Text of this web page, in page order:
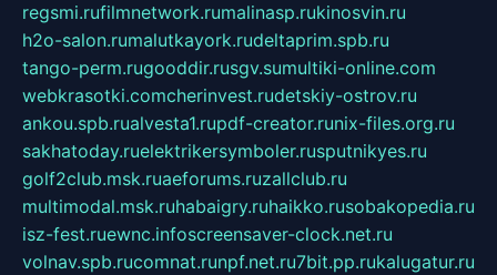
regsmi.rufilmnetwork.rumalinasp.rukinosvin.ru
h2o-salon.rumalutkayork.rudeltaprim.spb.ru
tango-perm.rugooddir.rusgv.sumultiki-online.com
webkrasotki.comcherinvest.rudetskiy-ostrov.ru
ankou.spb.rualvesta1.rupdf-creator.runix-files.org.ru
sakhatoday.ruelektrikersymboler.rusputnikyes.ru
golf2club.msk.ruaeforums.ruzallclub.ru
multimodal.msk.ruhabaigry.ruhaikko.rusobakopedia.ru
isz-fest.ruewnc.infoscreensaver-clock.net.ru
volnav.spb.rucomnat.runpf.net.ru7bit.pp.rukalugatur.ru